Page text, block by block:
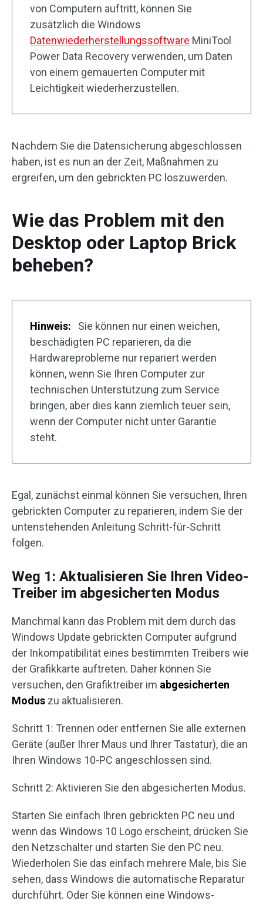
von Computern auftritt, können Sie
zusätzlich die Windows
Datenwiederherstellungssoftware MiniTool
Power Data Recovery verwenden, um Daten
von einem gemauerten Computer mit
Leichtigkeit wiederherzustellen.
Nachdem Sie die Datensicherung abgeschlossen
haben, ist es nun an der Zeit, Maßnahmen zu
ergreifen, um den gebrickten PC loszuwerden.
Wie das Problem mit den
Desktop oder Laptop Brick
beheben?
Hinweis:
Sie können nur einen weichen,
beschädigten PC reparieren, da die
Hardwareprobleme nur repariert werden
können, wenn Sie Ihren Computer zur
technischen Unterstützung zum Service
bringen, aber dies kann ziemlich teuer sein,
wenn der Computer nicht unter Garantie
steht.
Egal, zunächst einmal können Sie versuchen, Ihren
gebrickten Computer zu reparieren, indem Sie der
untenstehenden Anleitung Schritt-für-Schritt
folgen.
Weg 1: Aktualisieren Sie Ihren Video-
Treiber im abgesicherten Modus
Manchmal kann das Problem mit dem durch das
Windows Update gebrickten Computer aufgrund
der Inkompatibilität eines bestimmten Treibers wie
der Grafikkarte auftreten. Daher können Sie
versuchen, den Grafiktreiber im abgesicherten
Modus zu aktualisieren.
Schritt 1: Trennen oder entfernen Sie alle externen
Geräte (außer Ihrer Maus und Ihrer Tastatur), die an
Ihren Windows 10-PC angeschlossen sind.
Schritt 2: Aktivieren Sie den abgesicherten Modus.
Starten Sie einfach Ihren gebrickten PC neu und
wenn das Windows 10 Logo erscheint, drücken Sie
den Netzschalter und starten Sie den PC neu.
Wiederholen Sie das einfach mehrere Male, bis Sie
sehen, dass Windows die automatische Reparatur
durchführt. Oder Sie können eine Windows-